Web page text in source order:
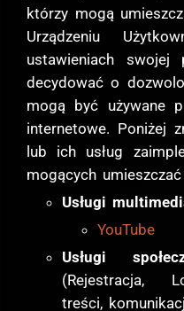
którzy mogą
Urządzeniu
ustawieniach swojej
decydować o
mogą być używane
internetowe. Poniżej
lub ich usług
mogących
Usługi
YouTube
Usługi
(Rejestracja,
treści,